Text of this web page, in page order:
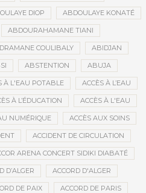
DIOP ABDOULAYE KONATÉ
ABDOURAHAMANE TIANI
COULIBALY ABIDJAN
ABSTENTION ABUJA
À L'EAU POTABLE ACCÈS À L’EAU
À L’ÉDUCATION ACCÈS À L'EAU
NUMÉRIQUE ACCÈS AUX SOINS
ACCIDENT DE CIRCULATION
ARENA CONCERT SIDIKI DIABATÉ
D’ALGER ACCORD D'ALGER
DE PAIX ACCORD DE PARIS